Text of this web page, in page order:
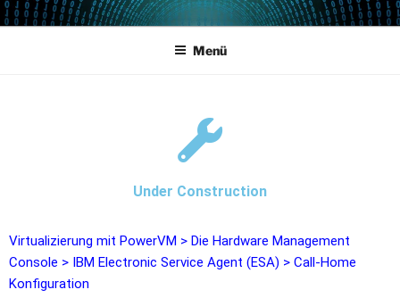
POWERCAMPUS 01
Home of the LPAR-Tool
Menü
Under Construction
Virtualizierung mit PowerVM > Die Hardware Management
Console > IBM Electronic Service Agent (ESA) > Call-Home
Konfiguration